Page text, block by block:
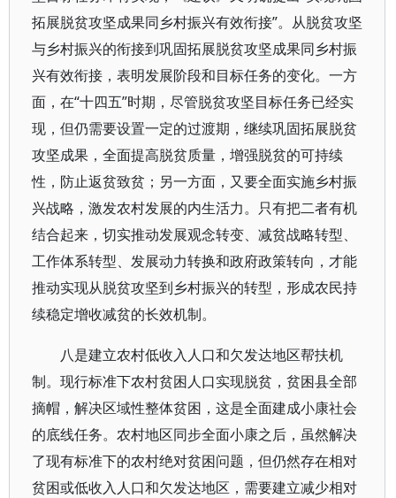
拓展脱贫攻坚成果同乡村振兴有效衔接”。从脱贫攻坚
与乡村振兴的衔接到巩固拓展脱贫攻坚成果同乡村振
兴有效衔接，表明发展阶段和目标任务的变化。一方
面，在“十四五”时期，尽管脱贫攻坚目标任务已经实
现，但仍需要设置一定的过渡期，继续巩固拓展脱贫
攻坚成果，全面提高脱贫质量，增强脱贫的可持续
性，防止返贫致贫；另一方面，又要全面实施乡村振
兴战略，激发农村发展的内生活力。只有把二者有机
结合起来，切实推动发展观念转变、减贫战略转型、
工作体系转型、发展动力转换和政府政策转向，才能
推动实现从脱贫攻坚到乡村振兴的转型，形成农民持
续稳定增收减贫的长效机制。
八是建立农村低收入人口和欠发达地区帮扶机
制。现行标准下农村贫困人口实现脱贫，贫困县全部
摘帽，解决区域性整体贫困，这是全面建成小康社会
的底线任务。农村地区同步全面小康之后，虽然解决
了现有标准下的农村绝对贫困问题，但仍然存在相对
贫困或低收入人口和欠发达地区，需要建立减少相对